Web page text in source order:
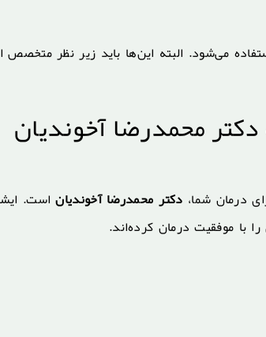
می‌شود. البته این‌ها باید زیر نظر متخصص
محمدرضا آخوندیان
درمان شما، دکتر محمدرضا آخوندیاناست.
با موفقیت درمان کرده‌اند.